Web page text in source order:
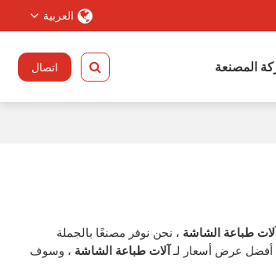
العربية
المصنعة اتصال
طباعة الشاشة ، نحن نوفر مصنعًا بالجملة
أفضل عرض أسعار لـآلات طباعة الشاشة ، وسوف